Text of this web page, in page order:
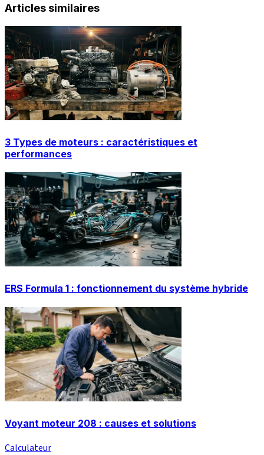
Articles similaires
3 Types de moteurs : caractéristiques et
performances
ERS Formula 1 : fonctionnement du système hybride
Voyant moteur 208 : causes et solutions
Calculateur